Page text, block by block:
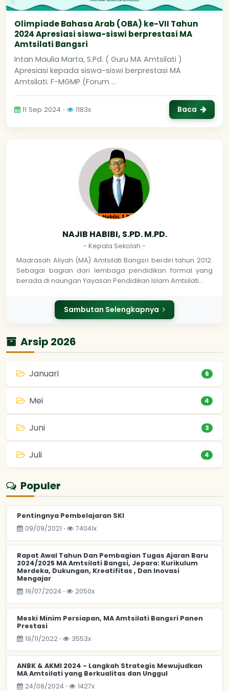
Olimpiade Bahasa Arab (OBA) ke-VII Tahun
2024 Apresiasi siswa-siswi berprestasi MA
Amtsilati Bangsri
Intan Maulia Marta, S.Pd. ( Guru MA Amtsilati )
Apresiasi kepada siswa-siswi berprestasi MA
Amtsilati. F-MGMP (Forum ...
11 Sep 2024 ⋅ 1183x Baca
NAJIB HABIBI, S.PD. M.PD.
- Kepala Sekolah -
Madrasah Aliyah (MA) Amtsilati Bangsri berdiri tahun 2012.
Sebagai bagian dari lembaga pendidikan formal yang
berada di naungan Yayasan Pendidikan Islam Amtsilati…
Sambutan Selengkapnya
Arsip 2026
Januari 6
Mei 4
Juni 3
Juli 4
Populer
Pentingnya Pembelajaran SKI
09/09/2021 ⋅
74041x
Rapat Awal Tahun Dan Pembagian Tugas Ajaran Baru
2024/2025 MA Amtsilati Bangsi, Jepara: Kurikulum
Merdeka, Dukungan, Kreatifitas , Dan Inovasi
Mengajar
19/07/2024 ⋅
2050x
Meski Minim Persiapan, MA Amtsilati Bangsri Panen
Prestasi
19/11/2022 ⋅
3553x
ANBK & AKMI 2024 - Langkah Strategis Mewujudkan
MA Amtsilati yang Berkualitas dan Unggul
24/08/2024 ⋅
1427x